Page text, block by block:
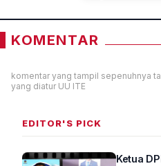
KOMENTAR
komentar yang tampil sepenuhnya
yang diatur UU ITE
EDITOR'S PICK
Ketua